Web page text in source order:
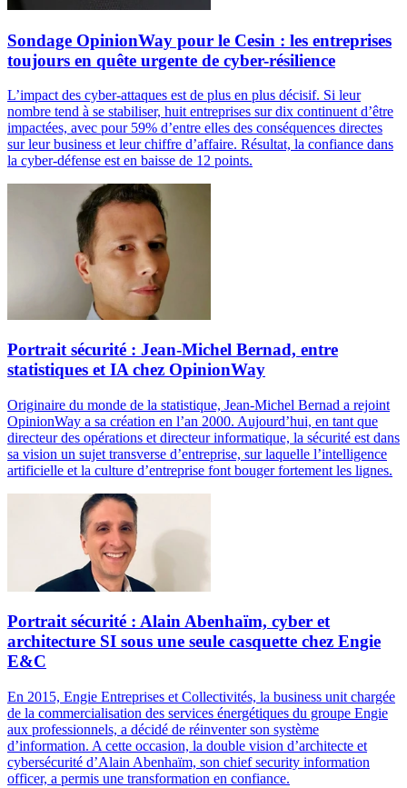
Sondage OpinionWay pour le Cesin : les entreprises
toujours en quête urgente de cyber-résilience
L’impact des cyber-attaques est de plus en plus décisif. Si leur
nombre tend à se stabiliser, huit entreprises sur dix continuent d’être
impactées, avec pour 59% d’entre elles des conséquences directes
sur leur business et leur chiffre d’affaire. Résultat, la confiance dans
la cyber-défense est en baisse de 12 points.
Portrait sécurité : Jean-Michel Bernad, entre
statistiques et IA chez OpinionWay
Originaire du monde de la statistique, Jean-Michel Bernad a rejoint
OpinionWay a sa création en l’an 2000. Aujourd’hui, en tant que
directeur des opérations et directeur informatique, la sécurité est dans
sa vision un sujet transverse d’entreprise, sur laquelle l’intelligence
artificielle et la culture d’entreprise font bouger fortement les lignes.
Portrait sécurité : Alain Abenhaïm, cyber et
architecture SI sous une seule casquette chez Engie
E&C
En 2015, Engie Entreprises et Collectivités, la business unit chargée
de la commercialisation des services énergétiques du groupe Engie
aux professionnels, a décidé de réinventer son système
d’information. A cette occasion, la double vision d’architecte et
cybersécurité d’Alain Abenhaïm, son chief security information
officer, a permis une transformation en confiance.